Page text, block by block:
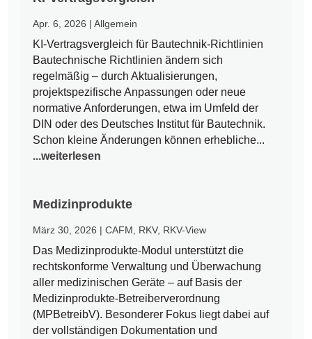
Apr. 6, 2026 |Allgemein
KI-Vertragsvergleich für Bautechnik-Richtlinien
Bautechnische Richtlinien ändern sich
regelmäßig – durch Aktualisierungen,
projektspezifische Anpassungen oder neue
normative Anforderungen, etwa im Umfeld der
DIN oder des Deutsches Institut für Bautechnik.
Schon kleine Änderungen können erhebliche...
...weiterlesen
Medizinprodukte
März 30, 2026 |CAFM RKV, RKV-View
Das Medizinprodukte-Modul unterstützt die
rechtskonforme Verwaltung und Überwachung
aller medizinischen Geräte – auf Basis der
Medizinprodukte-Betreiberverordnung
(MPBetreibV). Besonderer Fokus liegt dabei auf
der vollständigen Dokumentation und